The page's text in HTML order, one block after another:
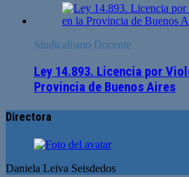
Sindicalismo Docente
Ley 14.893. Licencia por
Provincia de Buenos Aires
Directora
Daniela Leiva Seisdedos